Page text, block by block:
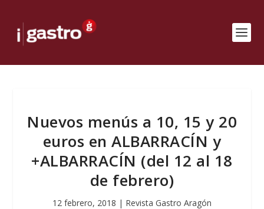
Nuevos menús a 10, 15 y 20
euros en ALBARRACÍN y
+ALBARRACÍN (del 12 al 18
de febrero)
12 febrero, 2018 | Revista Gastro Aragón